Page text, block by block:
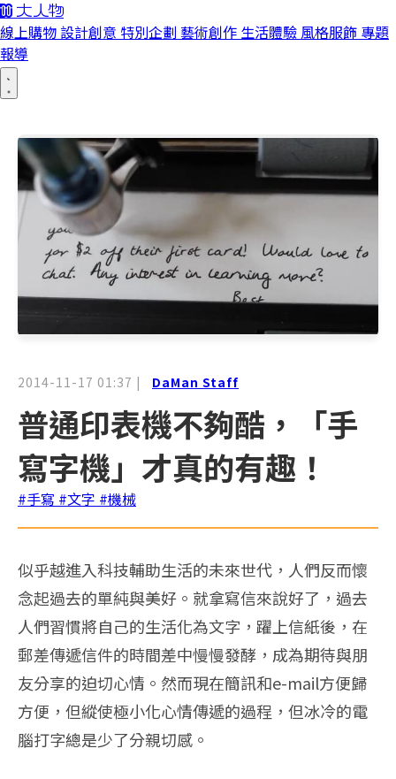
線上購物 設計創意 特別企劃 藝術創作 生活體驗 風格服飾 專題
報導
2014-11-17 01:37 | DaMan Staff
普通印表機不夠酷，「手
寫字機」才真的有趣！
#手寫 #文字 #機械
似乎越進入科技輔助生活的未來世代，人們反而懷
念起過去的單純與美好。就拿寫信來說好了，過去
人們習慣將自己的生活化為文字，躍上信紙後，在
郵差傳遞信件的時間差中慢慢發酵，成為期待與朋
友分享的迫切心情。然而現在簡訊和e-mail方便歸
方便，但縱使極小化心情傳遞的過程，但冰冷的電
腦打字總是少了分親切感。